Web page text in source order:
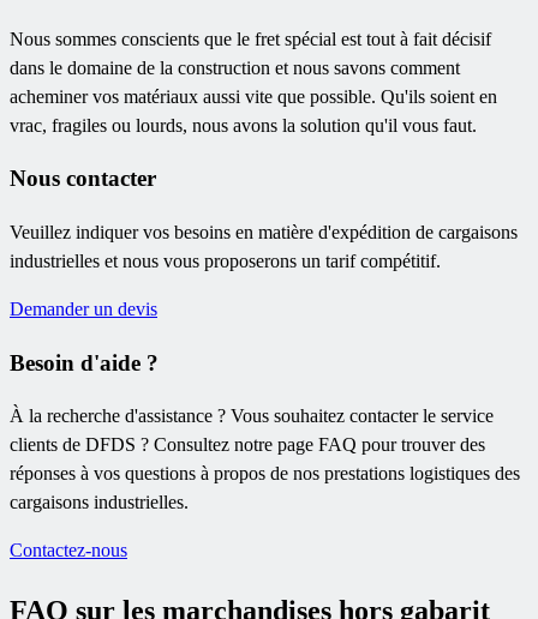
Nous sommes conscients que le fret spécial est tout à fait décisif
dans le domaine de la construction et nous savons comment
acheminer vos matériaux aussi vite que possible. Qu'ils soient en
vrac, fragiles ou lourds, nous avons la solution qu'il vous faut.
Nous contacter
Veuillez indiquer vos besoins en matière d'expédition de cargaisons
industrielles et nous vous proposerons un tarif compétitif.
Demander un devis
Besoin d'aide ?
À la recherche d'assistance ? Vous souhaitez contacter le service
clients de DFDS ? Consultez notre page FAQ pour trouver des
réponses à vos questions à propos de nos prestations logistiques des
cargaisons industrielles.
Contactez-nous
FAQ sur les marchandises hors gabarit